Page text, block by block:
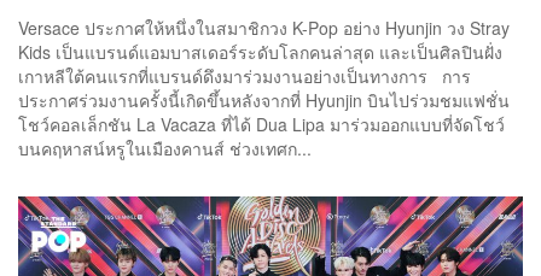
Versace ประกาศให้หนึ่งในสมาชิกวง K-Pop อย่าง Hyunjin วง Stray
Kids เป็นแบรนด์แอมบาสเดอร์ระดับโลกคนล่าสุด และเป็นศิลปินฝั่ง
เกาหลีใต้คนแรกที่แบรนด์ดึงมาร่วมงานอย่างเป็นทางการ การ
ประกาศร่วมงานครั้งนี้เกิดขึ้นหลังจากที่ Hyunjin บินไปร่วมชมแฟชั่น
โชว์คอลเล็กชัน La Vacaza ที่ได้ Dua Lipa มาร่วมออกแบบที่จัดโชว์
บนคฤหาสน์หรูในเมืองคานส์ ช่วงเทศก...